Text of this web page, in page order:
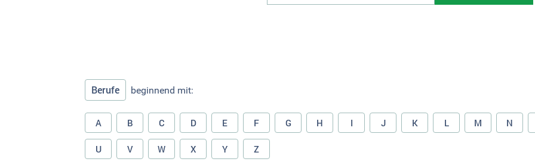
Berufe beginnend mit:
A B C D E F G H I J K L M N
U V W X Y Z